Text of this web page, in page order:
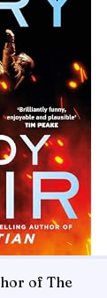
of The